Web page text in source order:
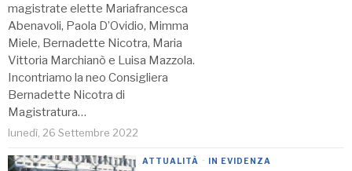
magistrate elette Mariafrancesca
Abenavoli, Paola D’Ovidio, Mimma
Miele, Bernadette Nicotra, Maria
Vittoria Marchianò e Luisa Mazzola.
Incontriamo la neo Consigliera
Bernadette Nicotra di
Magistratura…
lunedì, 26 Settembre 2022
ATTUALITÀ · IN EVIDENZA